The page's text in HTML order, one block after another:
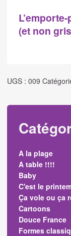
(et non
UGS : 009
A la plage
A table !!!!
Baby
C'est le
Ça vole ou ça
Cartoons
Douce France
Formes